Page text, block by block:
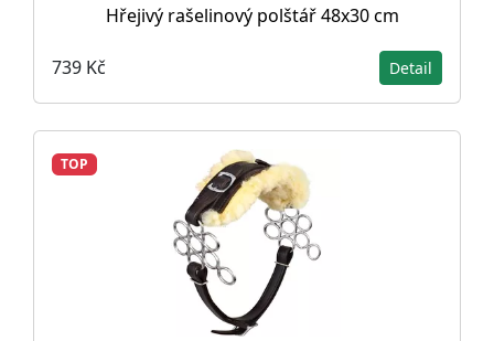
Hřejivý rašelinový polštář 48x30 cm
739 Kč Detail
TOP